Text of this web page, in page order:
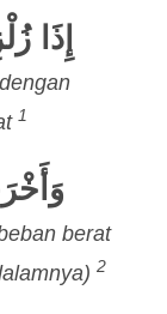
إِذَا
1
berat
2